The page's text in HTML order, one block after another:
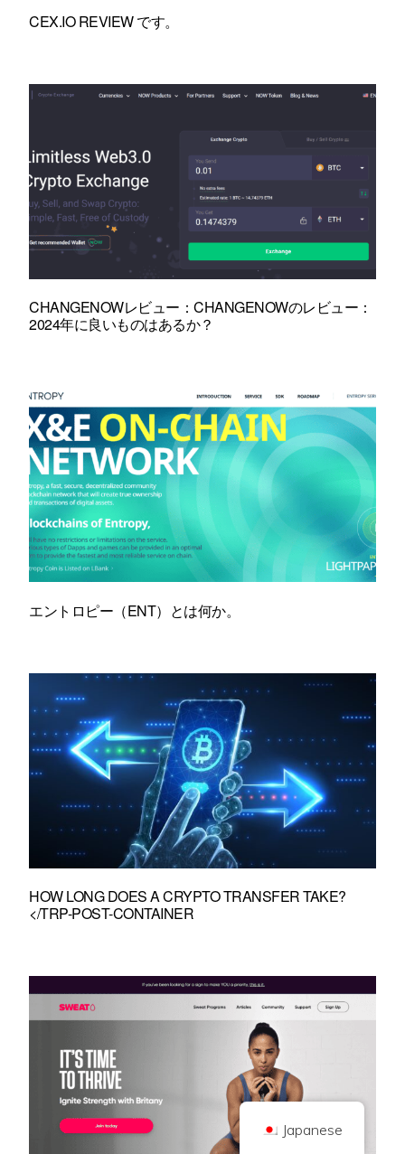
CEX.IO REVIEW です。
CHANGENOWレビュー：CHANGENOWのレビュー：
2024年に良いものはあるか？
エントロピー（ENT）とは何か。
HOW LONG DOES A CRYPTO TRANSFER TAKE?
</TRP-POST-CONTAINER
著作権 © 2026 ブリリアント・ブリティッシュ社（Coinキックオフとして取
コンテンツは情報提供を目的としたものであり、投資アドバイスではありま
せん。過去の実績は将来の結果を示唆するものではありません。暗号通貨へ
の投資にはリスクが伴います。
暗号通貨は、英国金融行為監督庁の規制を受けず、英国金融サービス補償制
度による保護や英国金融オンブズマンサービスの管轄範囲には含まれませ
ん。暗号通貨への投資にはリスクが伴い、暗号通貨は価値が上がることもあ
れば、一部または全部の価値を失うこともあります。暗号通貨の販売による
利益にはキャピタルゲイン税が適用される場合があります。
ホーム について プライバシーポリシー お問い合わせ
Japanese